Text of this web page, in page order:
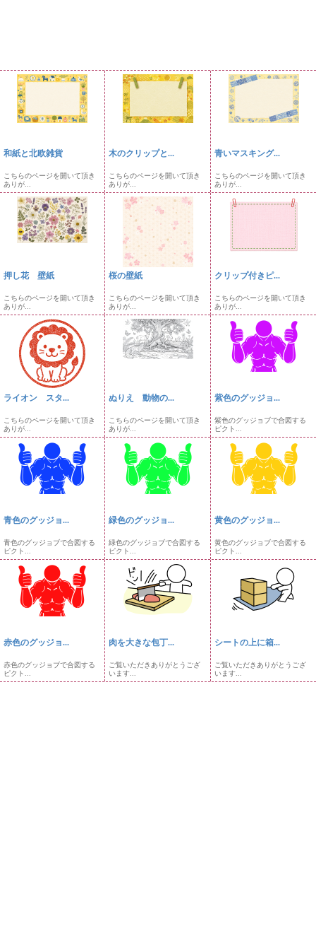
和紙と北欧雑貨
こちらのページを開いて頂き
ありが...
木のクリップと...
こちらのページを開いて頂き
ありが...
青いマスキング...
こちらのページを開いて頂き
ありが...
押し花 壁紙
こちらのページを開いて頂き
ありが...
桜の壁紙
こちらのページを開いて頂き
ありが...
クリップ付きピ...
こちらのページを開いて頂き
ありが...
ライオン スタ...
こちらのページを開いて頂き
ありが...
ぬりえ 動物の...
こちらのページを開いて頂き
ありが...
紫色のグッジョ...
紫色のグッジョブで合図する
ピクト...
青色のグッジョ...
青色のグッジョブで合図する
ピクト...
緑色のグッジョ...
緑色のグッジョブで合図する
ピクト...
黄色のグッジョ...
黄色のグッジョブで合図する
ピクト...
赤色のグッジョ...
赤色のグッジョブで合図する
ピクト...
肉を大きな包丁...
ご覧いただきありがとうござ
います...
シートの上に箱...
ご覧いただきありがとうござ
います...